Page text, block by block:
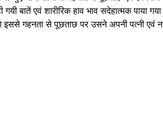
गयी बातें एवं शारीरिक हाव भाव सदेहात्मक पाया
गहनता से पूछताछ पर उसने अपनी पत्नी एवं